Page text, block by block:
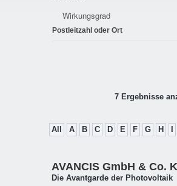
Postleitzahl oder Ort
7 Ergebnisse
All A B C D E F G H
AVANCIS GmbH & Co.
Die Avantgarde der Photovoltaik